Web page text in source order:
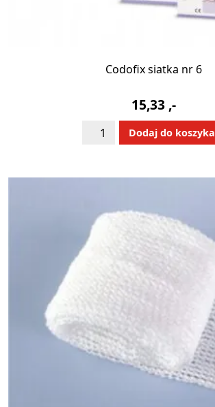
Codofix siatka nr 6
15,33 ,-
ilość
Codofix
nr
Dodaj do koszyka
Alternative: